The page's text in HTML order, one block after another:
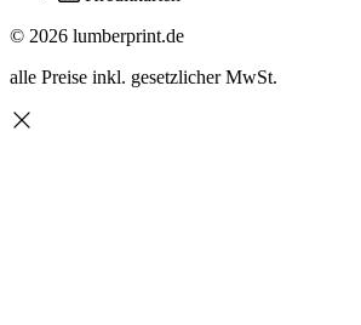
© 2026 lumberprint.de
alle Preise inkl. gesetzlicher MwSt.